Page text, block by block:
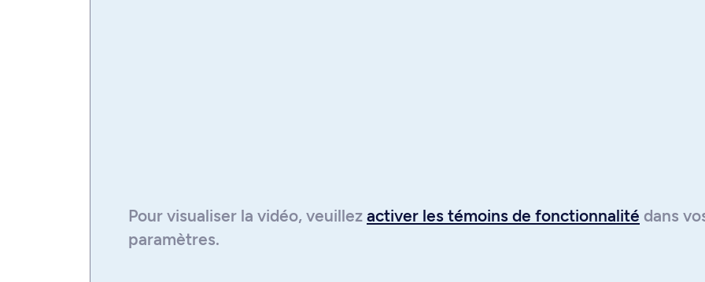
Pour visualiser la vidéo, veuillez activer les témoins de fonctionnalité dans
paramètres.